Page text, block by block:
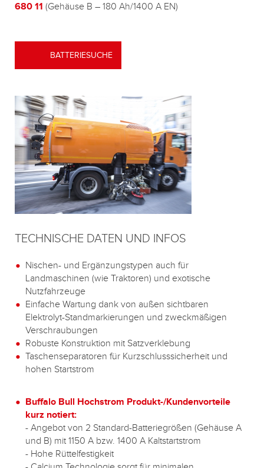
680 11 (Gehäuse B – 180 Ah/1400 A EN)
BATTERIESUCHE
TECHNISCHE DATEN UND INFOS
Nischen- und Ergänzungstypen auch für
Landmaschinen (wie Traktoren) und exotische
Nutzfahrzeuge
Einfache Wartung dank von außen sichtbaren
Elektrolyt-Standmarkierungen und zweckmäßigen
Verschraubungen
Robuste Konstruktion mit Satzverklebung
Taschenseparatoren für Kurzschlusssicherheit und
hohen Startstrom
Buffalo Bull Hochstrom Produkt-/Kundenvorteile
kurz notiert:
- Angebot von 2 Standard-Batteriegrößen (Gehäuse A
und B) mit 1150 A bzw. 1400 A Kaltstartstrom
- Hohe Rüttelfestigkeit